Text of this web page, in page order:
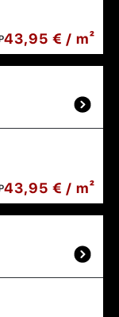
43,95 € / m²
43,95 € / m²